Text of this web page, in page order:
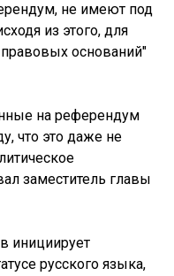
не имеют под
из этого, для
оснований"
на референдум
что это даже не
заместитель главы
инициирует
русского языка,